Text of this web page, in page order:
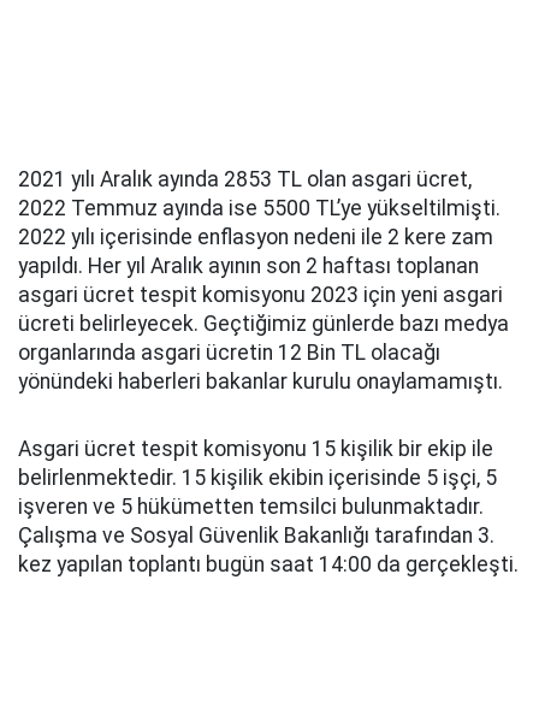
2021 yılı Aralık ayında 2853 TL olan asgari ücret,
2022 Temmuz ayında ise 5500 TL’ye yükseltilmişti.
2022 yılı içerisinde enflasyon nedeni ile 2 kere zam
yapıldı. Her yıl Aralık ayının son 2 haftası toplanan
asgari ücret tespit komisyonu 2023 için yeni asgari
ücreti belirleyecek. Geçtiğimiz günlerde bazı medya
organlarında asgari ücretin 12 Bin TL olacağı
yönündeki haberleri bakanlar kurulu onaylamamıştı.
Asgari ücret tespit komisyonu 15 kişilik bir ekip ile
belirlenmektedir. 15 kişilik ekibin içerisinde 5 işçi, 5
işveren ve 5 hükümetten temsilci bulunmaktadır.
Çalışma ve Sosyal Güvenlik Bakanlığı tarafından 3.
kez yapılan toplantı bugün saat 14:00 da gerçekleşti.